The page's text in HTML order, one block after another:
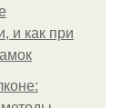
и как при